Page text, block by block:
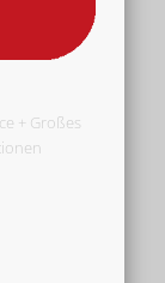
+ Großes